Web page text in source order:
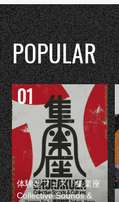
POPULAR
体験型フェス『集楽座
Collective Sounds &